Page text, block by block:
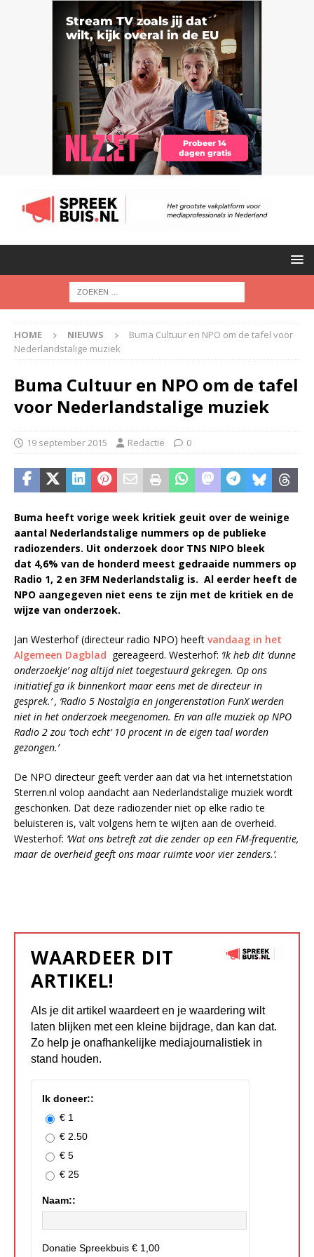
HOME NIEUWS
Buma Cultuur en NPO om de tafel voor
Nederlandstalige muziek
Buma Cultuur en NPO om de tafel
voor Nederlandstalige muziek
19 september 2015 Redactie 0
Buma heeft vorige week kritiek geuit over de weinige
aantal Nederlandstalige nummers op de publieke
radiozenders. Uit onderzoek door TNS NIPO bleek
dat 4,6% van de honderd meest gedraaide nummers op
Radio 1, 2 en 3FM Nederlandstalig is. Al eerder heeft de
NPO aangegeven niet eens te zijn met de kritiek en de
wijze van onderzoek.
Jan Westerhof (directeur radio NPO) heeft vandaag in het
Algemeen Dagblad gereageerd. Westerhof: ‘Ik heb dit ‘dunne
onderzoekje’ nog altijd niet toegestuurd gekregen. Op ons
initiatief ga ik binnenkort maar eens met de directeur in
gesprek.’ , ‘Radio 5 Nostalgia en jongerenstation FunX werden
niet in het onderzoek meegenomen. En van alle muziek op NPO
Radio 2 zou ‘toch echt’ 10 procent in de eigen taal worden
gezongen.’
De NPO directeur geeft verder aan dat via het internetstation
Sterren.nl volop aandacht aan Nederlandstalige muziek wordt
geschonken. Dat deze radiozender niet op elke radio te
beluisteren is, valt volgens hem te wijten aan de overheid.
Westerhof: ‘Wat ons betreft zat die zender op een FM-frequentie,
maar de overheid geeft ons maar ruimte voor vier zenders.’.
WAARDEER DIT
ARTIKEL!
Als je dit artikel waardeert en je waardering wilt
laten blijken met een kleine bijdrage, dan kan dat.
Zo help je onafhankelijke mediajournalistiek in
stand houden.
Ik doneer::
€ 1
€ 2.50
€ 5
€ 25
Naam::
Donatie Spreekbuis € 1,00